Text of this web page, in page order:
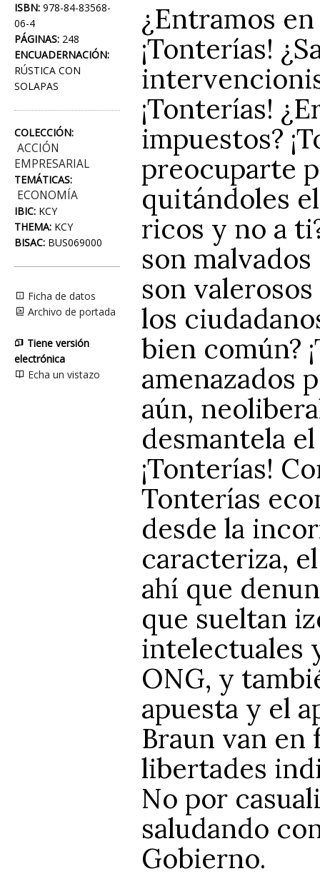
ISBN: 978-84-83568-
06-4
PÁGINAS: 248
ENCUADERNACIÓN:
RÚSTICA CON
SOLAPAS
COLECCIÓN:
ACCIÓN
EMPRESARIAL
TEMÁTICAS:
ECONOMÍA
IBIC: KCY
THEMA: KCY
BISAC: BUS069000
Ficha de datos
Archivo de portada
Tiene versión
electrónica
Echa un vistazo
¿Entramos
¡Tonterías!
¡Tonterías!
impuestos?
preocuparte
quitándoles
ricos y no a
son
son
los
bien común?
amenazados
aún,
desmantela
¡Tonterías!
Tonterías
desde la
caracteriza,
ahí que
que sueltan
intelectuales
ONG, y
apuesta y el
Braun van en
libertades
No por
saludando
Gobierno.